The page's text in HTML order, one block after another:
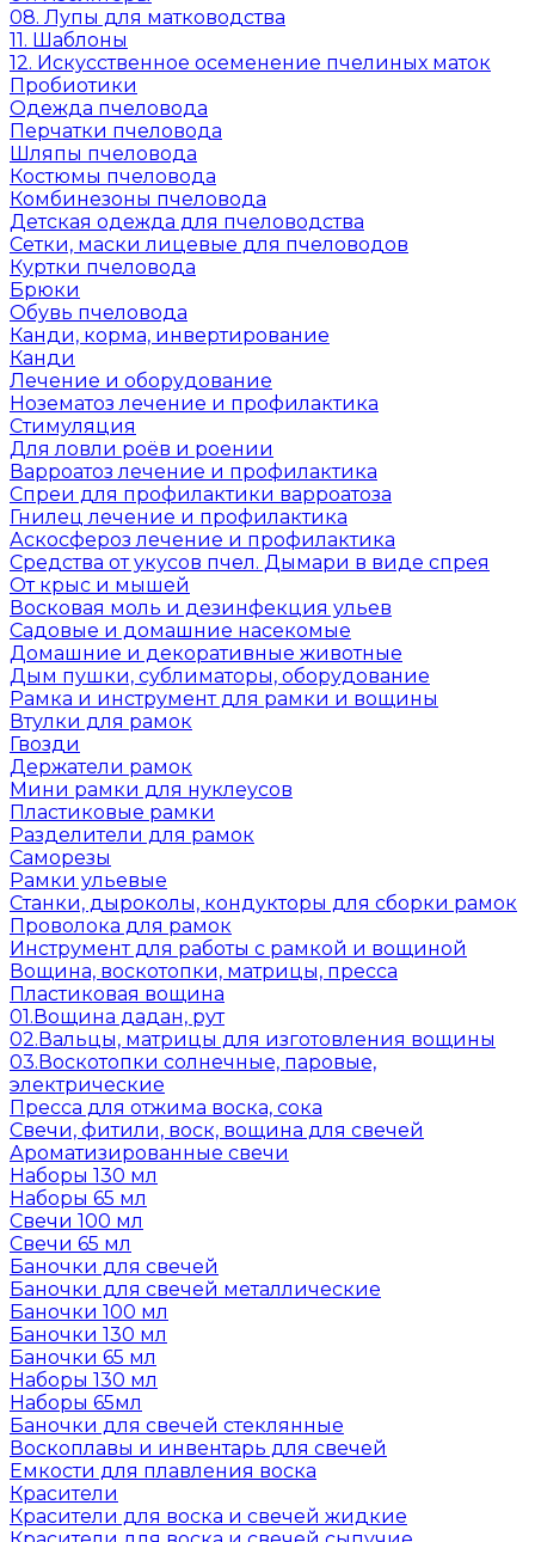
08. Лупы для матководства
11. Шаблоны
12. Искусственное осеменение пчелиных маток
Пробиотики
Одежда пчеловода
Перчатки пчеловода
Шляпы пчеловода
Костюмы пчеловода
Комбинезоны пчеловода
Детская одежда для пчеловодства
Сетки, маски лицевые для пчеловодов
Куртки пчеловода
Брюки
Обувь пчеловода
Канди, корма, инвертирование
Канди
Лечение и оборудование
Нозематоз лечение и профилактика
Стимуляция
Для ловли роёв и роении
Варроатоз лечение и профилактика
Спреи для профилактики варроатоза
Гнилец лечение и профилактика
Аскосфероз лечение и профилактика
Средства от укусов пчел. Дымари в виде спрея
От крыс и мышей
Восковая моль и дезинфекция ульев
Садовые и домашние насекомые
Домашние и декоративные животные
Дым пушки, сублиматоры, оборудование
Рамка и инструмент для рамки и вощины
Втулки для рамок
Гвозди
Держатели рамок
Мини рамки для нуклеусов
Пластиковые рамки
Разделители для рамок
Саморезы
Рамки ульевые
Станки, дыроколы, кондукторы для сборки рамок
Проволока для рамок
Инструмент для работы с рамкой и вощиной
Вощина, воскотопки, матрицы, пресса
Пластиковая вощина
01.Вощина дадан, рут
02.Вальцы, матрицы для изготовления вощины
03.Воскотопки солнечные, паровые,
электрические
Пресса для отжима воска, сока
Свечи, фитили, воск, вощина для свечей
Ароматизированные свечи
Наборы 130 мл
Наборы 65 мл
Свечи 100 мл
Свечи 65 мл
Баночки для свечей
Баночки для свечей металлические
Баночки 100 мл
Баночки 130 мл
Баночки 65 мл
Наборы 130 мл
Наборы 65мл
Баночки для свечей стеклянные
Воскоплавы и инвентарь для свечей
Емкости для плавления воска
Красители
Красители для воска и свечей жидкие